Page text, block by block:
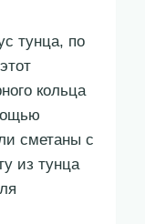
тунца, по
кольца
сметаны с
из тунца